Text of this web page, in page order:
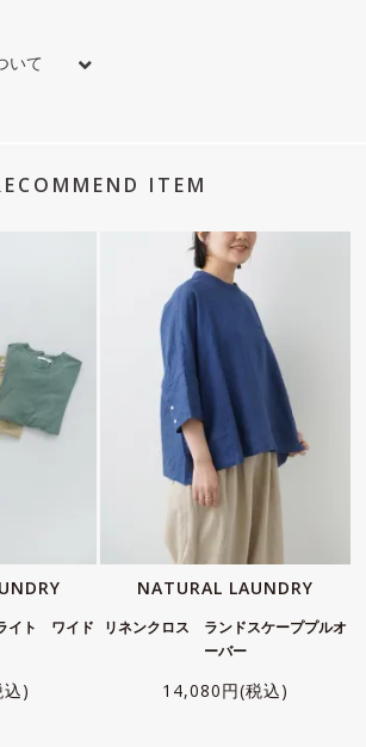
いて
ITEM
イト ワイド
)
NATURAL LAUNDRY
リネンクロス ランドスケーププルオ
ーバー
14,080円(税込)